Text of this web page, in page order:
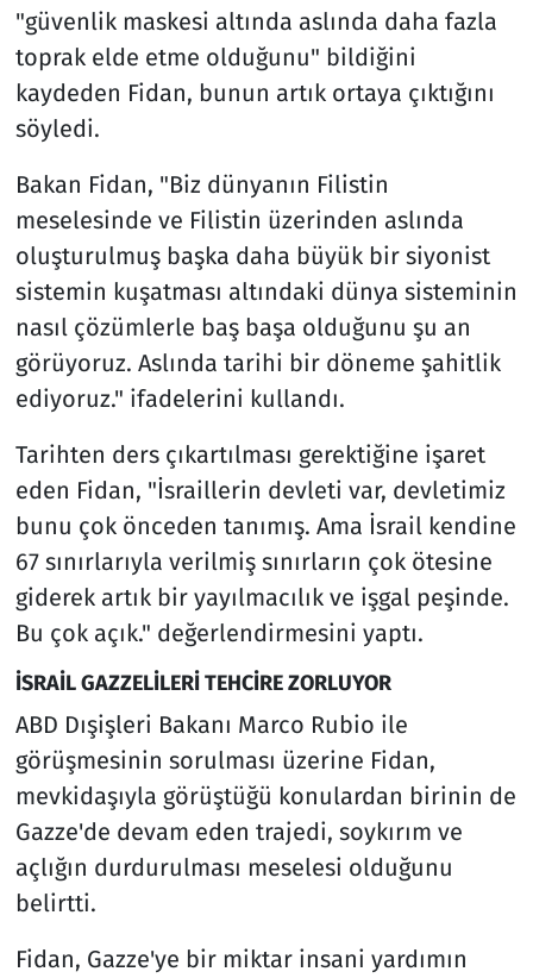
"güvenlik maskesi altında aslında daha fazla
toprak elde etme olduğunu" bildiğini
kaydeden Fidan, bunun artık ortaya çıktığını
söyledi.
Bakan Fidan, "Biz dünyanın Filistin
meselesinde ve Filistin üzerinden aslında
oluşturulmuş başka daha büyük bir siyonist
sistemin kuşatması altındaki dünya sisteminin
nasıl çözümlerle baş başa olduğunu şu an
görüyoruz. Aslında tarihi bir döneme şahitlik
ediyoruz." ifadelerini kullandı.
Tarihten ders çıkartılması gerektiğine işaret
eden Fidan, "İsraillerin devleti var, devletimiz
bunu çok önceden tanımış. Ama İsrail kendine
67 sınırlarıyla verilmiş sınırların çok ötesine
giderek artık bir yayılmacılık ve işgal peşinde.
Bu çok açık." değerlendirmesini yaptı.
İSRAİL GAZZELİLERİ TEHCİRE ZORLUYOR
ABD Dışişleri Bakanı Marco Rubio ile
görüşmesinin sorulması üzerine Fidan,
mevkidaşıyla görüştüğü konulardan birinin de
Gazze'de devam eden trajedi, soykırım ve
açlığın durdurulması meselesi olduğunu
belirtti.
Fidan, Gazze'ye bir miktar insani yardımın